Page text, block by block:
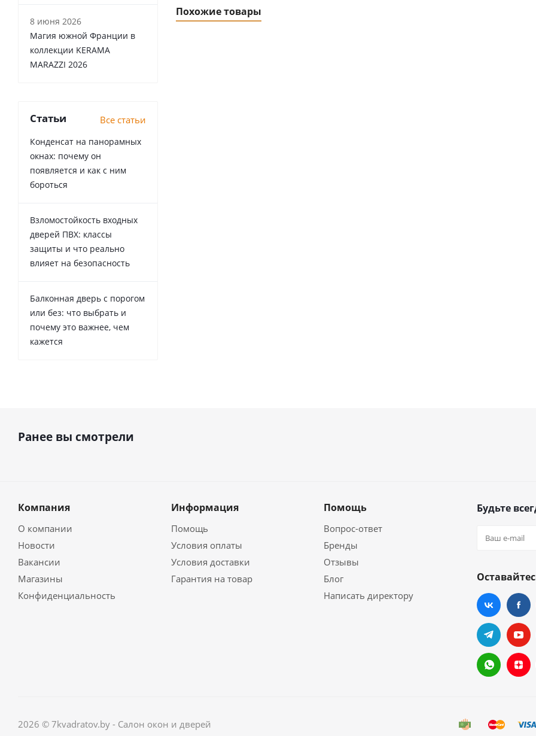
Похожие товары
8 июня 2026
Магия южной Франции в
коллекции KERAMA
MARAZZI 2026
Статьи Все статьи
Конденсат на панорамных
окнах: почему он
появляется и как с ним
бороться
Взломостойкость входных
дверей ПВХ: классы
защиты и что реально
влияет на безопасность
Балконная дверь с порогом
или без: что выбрать и
почему это важнее, чем
кажется
Ранее вы смотрели
Компания
О компании
Новости
Вакансии
Магазины
Конфиденциальность
Информация
Помощь
Условия оплаты
Условия доставки
Гарантия на товар
Помощь
Вопрос-ответ
Бренды
Отзывы
Блог
Написать директору
Будьте
2026 © 7kvadratov.by - Салон окон и дверей